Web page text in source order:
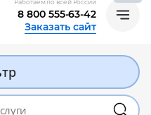
Работаем по всей России
8 800 555-63-42
Заказать сайт